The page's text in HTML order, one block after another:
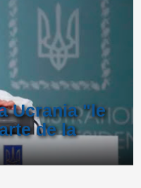
Ucrania "le
de la